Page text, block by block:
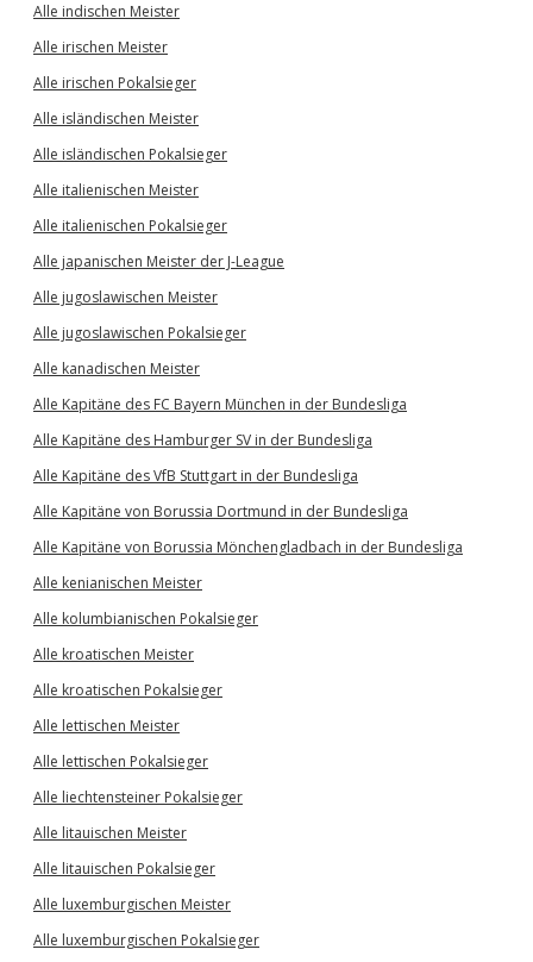
Alle indischen Meister
Alle irischen Meister
Alle irischen Pokalsieger
Alle isländischen Meister
Alle isländischen Pokalsieger
Alle italienischen Meister
Alle italienischen Pokalsieger
Alle japanischen Meister der J-League
Alle jugoslawischen Meister
Alle jugoslawischen Pokalsieger
Alle kanadischen Meister
Alle Kapitäne des FC Bayern München in der Bundesliga
Alle Kapitäne des Hamburger SV in der Bundesliga
Alle Kapitäne des VfB Stuttgart in der Bundesliga
Alle Kapitäne von Borussia Dortmund in der Bundesliga
Alle Kapitäne von Borussia Mönchengladbach in der Bundesliga
Alle kenianischen Meister
Alle kolumbianischen Pokalsieger
Alle kroatischen Meister
Alle kroatischen Pokalsieger
Alle lettischen Meister
Alle lettischen Pokalsieger
Alle liechtensteiner Pokalsieger
Alle litauischen Meister
Alle litauischen Pokalsieger
Alle luxemburgischen Meister
Alle luxemburgischen Pokalsieger